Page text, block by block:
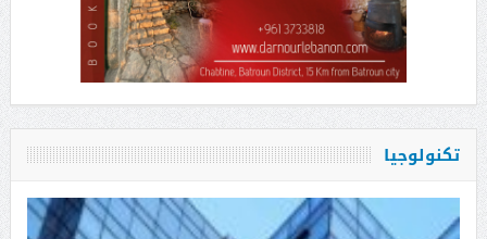
تكنولوجيا